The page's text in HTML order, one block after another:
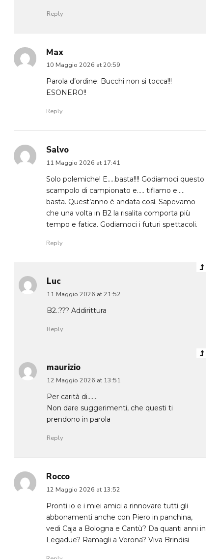
Reply
Max
10 Maggio 2026 at 20:59
Parola d’ordine: Bucchi non si tocca!!!
ESONERO!!
Reply
Salvo
11 Maggio 2026 at 17:41
Solo polemiche! E…..basta!!!! Godiamoci questo
scampolo di campionato e….. tifiamo e…..
basta. Quest’anno è andata così. Sapevamo
che una volta in B2 la risalita comporta più
tempo e fatica. Godiamoci i futuri spettacoli.
Reply
Luc
11 Maggio 2026 at 21:52
B2..??? Addirittura
Reply
maurizio
12 Maggio 2026 at 13:51
Per carità di…….
Non dare suggerimenti, che questi ti
prendono in parola
Reply
Rocco
12 Maggio 2026 at 13:52
Pronti io e i miei amici a rinnovare tutti gli
abbonamenti anche con Piero in panchina,
vedi Caja a Bologna e Cantù? Da quanti anni in
Legadue? Ramagli a Verona? Viva Brindisi